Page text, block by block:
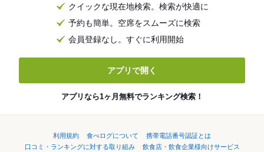
クイックな現在地検索。検索が快適に
予約も簡単。空席をスムーズに検索
会員登録なし。すぐに利用開始
アプリで開く
アプリなら1ヶ月無料でランキング検索！
利用規約 食べログについて
携帯電話番号認証とは
口コミ・ランキングに対する取り組み
飲食店・飲食企業様向けサービス